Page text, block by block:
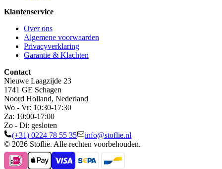
Klantenservice
Over ons
Algemene voorwaarden
Privacyverklaring
Garantie & Klachten
Contact
Nieuwe Laagzijde 23
1741 GE Schagen
Noord Holland, Nederland
Wo - Vr: 10:30-17:30
Za: 10:00-17:00
Zo - Di: gesloten
(+31) 0224 78 55 35
info@stoflie.nl
© 2026 Stoflie. Alle rechten voorbehouden.